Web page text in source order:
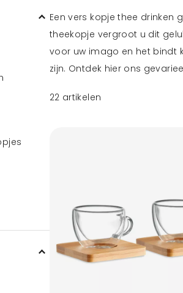
Een vers kopje thee drinken
theekopje vergroot u dit
voor uw imago en het bindt
zijn. Ontdek hier ons
22 artikelen